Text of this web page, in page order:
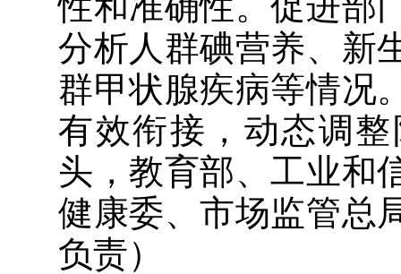
分析人群碘营养、 新
群甲状腺疾病等情况
有效衔接， 动态调
头，教育部、工业和
健康委、市场监管总
负责）